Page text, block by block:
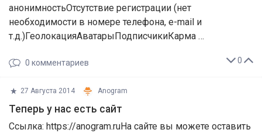
анонимностьОтсутствие регистрации (нет
необходимости в номере телефона, e-mail и
т.д.)ГеолокацияАватарыПодписчикиКарма …
0
0 комментариев
27 Августа 2014 Anogram
Теперь у нас есть сайт
Ссылка: https://anogram.ruНа сайте вы можете оставить